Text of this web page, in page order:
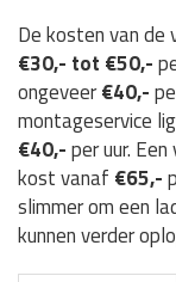
De kosten van de
€30,- tot €50,-
ongeveer€40,-
montageservice
€40,-per uur.
kost vanaf €65,-
slimmer om een
kunnen verder